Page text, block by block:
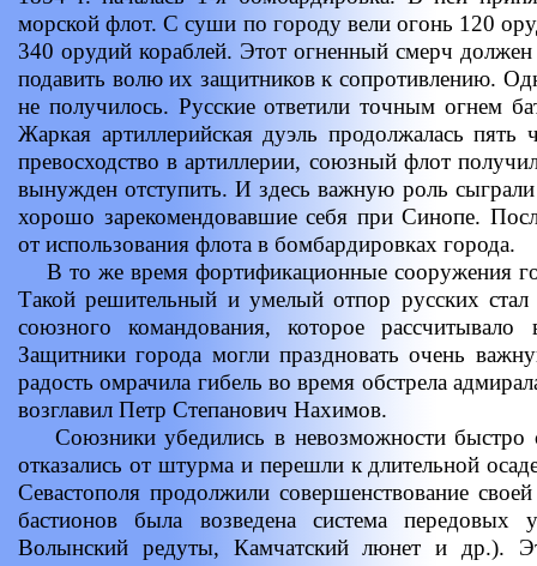
морской флот. С суши по городу вели огонь 120
340 орудий кораблей. Этот огненный смерч
подавить волю их защитников к сопротивлению.
не получилось. Русские ответили точным огнем
Жаркая артиллерийская дуэль продолжалась
превосходство в артиллерии, союзный флот
вынужден отступить. И здесь важную роль
хорошо зарекомендовавшие себя при Синопе.
от использования флота в бомбардировках города.
В то же время фортификационные сооружения
Такой решительный и умелый отпор русских
союзного командования, которое
Защитники города могли праздновать очень
радость омрачила гибель во время обстрела
возглавил Петр Степанович Нахимов.
Союзники убедились в невозможности быстро
отказались от штурма и перешли к длительной
Севастополя продолжили совершенствование
бастионов была возведена система передовых
Волынский редуты, Камчатский люнет и др.).